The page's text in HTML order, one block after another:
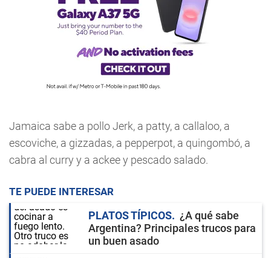
Jamaica sabe a pollo Jerk, a patty, a callaloo, a
escoviche, a gizzadas, a pepperpot, a quingombó, a
cabra al curry y a ackee y pescado salado.
TE PUEDE INTERESAR
PLATOS TÍPICOS
¿A qué sabe
Argentina? Principales trucos para
un buen asado